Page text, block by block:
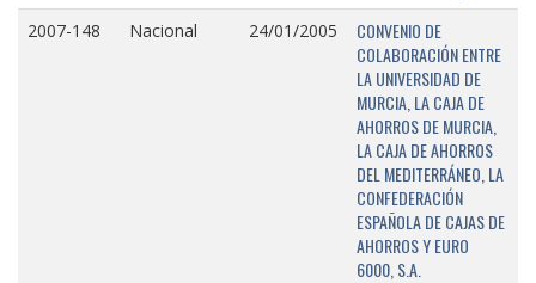
2007-148 Nacional 24/01/2005
CONVENIO DE
COLABORACIÓN ENTRE
LA UNIVERSIDAD DE
MURCIA, LA CAJA DE
AHORROS DE MURCIA,
LA CAJA DE AHORROS
DEL MEDITERRÁNEO, LA
CONFEDERACIÓN
ESPAÑOLA DE CAJAS DE
AHORROS Y EURO
6000, S.A.